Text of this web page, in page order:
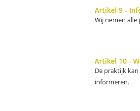
Artikel 9 -
Wij nemen alle
Artikel 10 -
De praktijk
informeren.